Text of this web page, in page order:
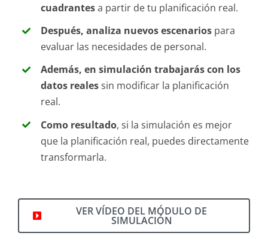
cuadrantesa partir de tu planificación real.
Después, analiza nuevos escenarios para
evaluar las necesidades de personal.
Además, en simulación trabajarás con los
datos realessin modificar la planificación
real.
Como resultado, si la simulación es mejor
que la planificación real, puedes directamente
transformarla.
VER VÍDEO DEL MÓDULO DE
SIMULACIÓN